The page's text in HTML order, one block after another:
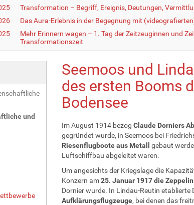
Transformation – Begriff, Ereignis, Deutungen,
Das Aura-Erlebnis in der Begegnung mit
Mehr Erinnern wagen – 1. Tag der Zeitzeuginnen und
Transformationszeit
und
Seemoos und
des ersten Booms
Bodensee
Im August 1914 bezog Claude Dorniers
gegründet wurde, in Seemoos bei
Riesenflugboote aus Metall
gebaut
Luftschiffbau abgeleitet waren.
Um angesichts der Kriegslage die
Konzern am25. Januar 1917 die
Dornier wurde. In Lindau-Reutin etablierte
Aufklärungsflugzeuge, bei denen das